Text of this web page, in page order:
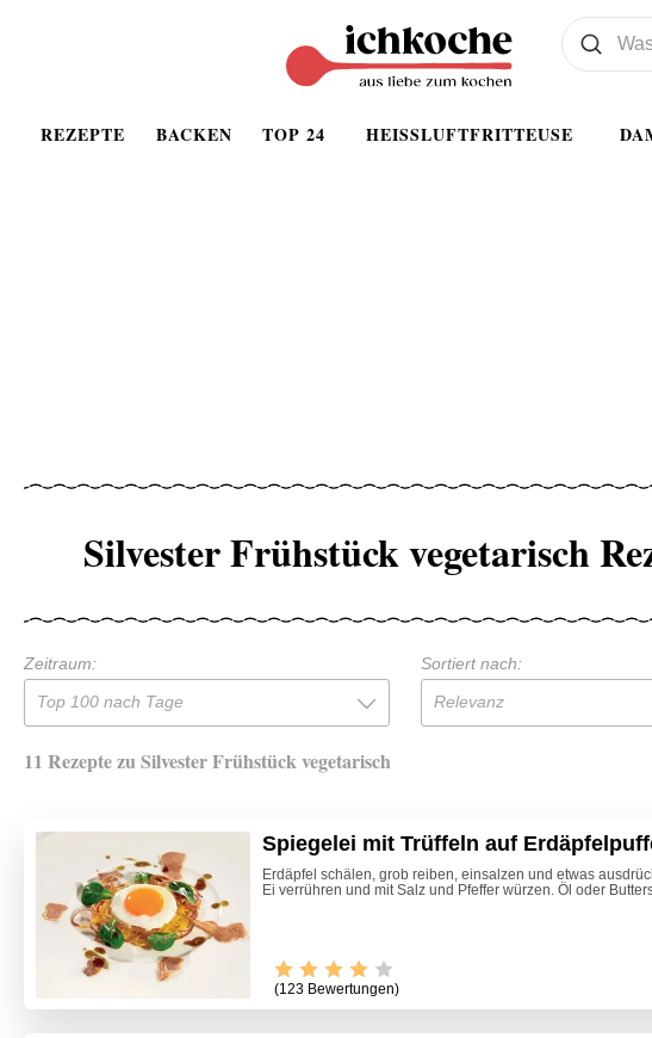
REZEPTE BACKEN TOP 24 HEISSLUFTFRITTEUSE
Was wollen Sie
Suchen
Silvester Frühstück vegetarisch
Zeitraum:
Top 100 nach Tage
Sortiert nach:
Relevanz
11 Rezepte zu Silvester Frühstück vegetarisch
Spiegelei mit Trüffeln auf
Erdäpfel schälen, grob reiben, einsalzen und etwas
Ei verrühren und mit Salz und Pfeffer würzen. Öl oder
(123 Bewertungen)